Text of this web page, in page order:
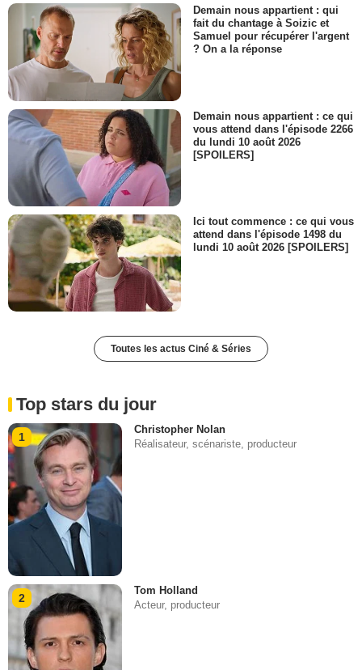
Demain nous appartient : qui
fait du chantage à Soizic et
Samuel pour récupérer l'argent
? On a la réponse
Demain nous appartient : ce qui
vous attend dans l'épisode 2266
du lundi 10 août 2026
[SPOILERS]
Ici tout commence : ce qui vous
attend dans l'épisode 1498 du
lundi 10 août 2026 [SPOILERS]
Toutes les actus Ciné & Séries
Top stars du jour
1
Christopher Nolan
Réalisateur, scénariste, producteur
2
Tom Holland
Acteur, producteur